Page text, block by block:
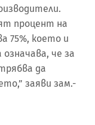
процент на
75%, което и
че за
да
заяви зам.-